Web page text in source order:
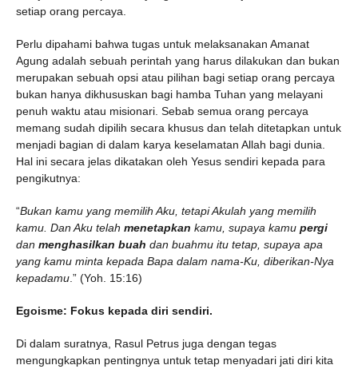
setiap orang percaya.
Perlu dipahami bahwa tugas untuk melaksanakan Amanat
Agung adalah sebuah perintah yang harus dilakukan dan bukan
merupakan sebuah opsi atau pilihan bagi setiap orang percaya
bukan hanya dikhususkan bagi hamba Tuhan yang melayani
penuh waktu atau misionari. Sebab semua orang percaya
memang sudah dipilih secara khusus dan telah ditetapkan untuk
menjadi bagian di dalam karya keselamatan Allah bagi dunia.
Hal ini secara jelas dikatakan oleh Yesus sendiri kepada para
pengikutnya:
“Bukan kamu yang memilih Aku, tetapi Akulah yang memilih
kamu. Dan Aku telah menetapkan kamu, supaya kamu pergi
dan menghasilkan buah dan buahmu itu tetap, supaya apa
yang kamu minta kepada Bapa dalam nama-Ku, diberikan-Nya
kepadamu .” (Yoh. 15:16)
Egoisme: Fokus kepada diri sendiri.
Di dalam suratnya, Rasul Petrus juga dengan tegas
mengungkapkan pentingnya untuk tetap menyadari jati diri kita